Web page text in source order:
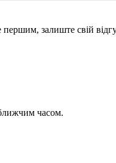
першим, залиште свій
часом.